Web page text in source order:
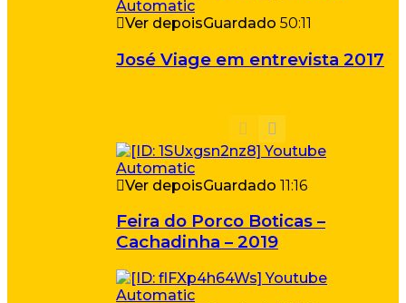
Ver depoisGuardado 50:11
José Viage em entrevista 2017
Ver depoisGuardado 11:16
Feira do Porco Boticas –
Cachadinha – 2019